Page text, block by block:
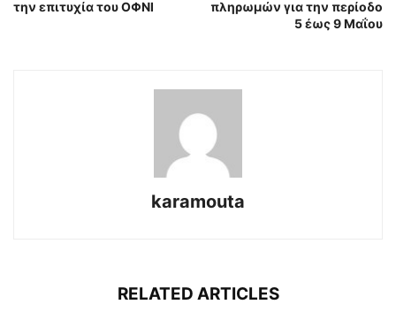
την επιτυχία του ΟΦΝΙ
πληρωμών για την περίοδο
5 έως 9 Μαΐου
karamouta
RELATED ARTICLES